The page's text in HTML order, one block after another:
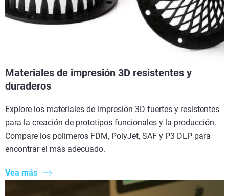
Materiales de impresión 3D resistentes y
duraderos
Explore los materiales de impresión 3D fuertes y resistentes
para la creación de prototipos funcionales y la producción.
Compare los polímeros FDM, PolyJet, SAF y P3 DLP para
encontrar el más adecuado.
Vea más